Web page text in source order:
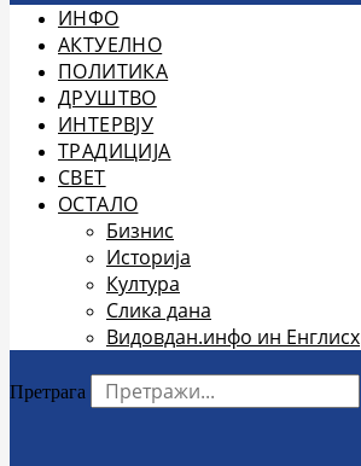
ИНФО
АКТУЕЛНО
ПОЛИТИКА
ДРУШТВО
ИНТЕРВЈУ
ТРАДИЦИЈА
СВЕТ
ОСТАЛО
Бизнис
Историја
Култура
Слика дана
Видовдан.инфо ин Енглисх
Претрага